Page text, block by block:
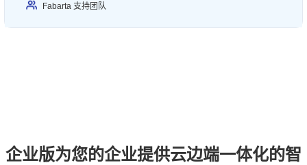
Fabarta 支持团队
企业版为您的企业提供云边端一体化的智